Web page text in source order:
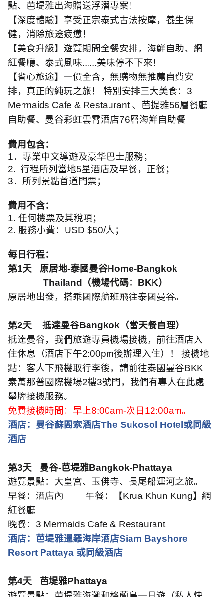
點、芭堤雅出海贈送浮潛專案！
【深度體驗】享受正宗泰式古法按摩，養生保
健，消除旅途疲憊！
【美食升級】遊覽期間全餐安排，海鮮自助、網
紅餐廳、泰式風味......美味停不下來！
【省心旅途】一價全含，無購物無推薦自費安
排，真正的純玩之旅！ 特別安排三大美食： 3
Mermaids Cafe & Restaurant 、芭提雅56層餐廳
自助餐、曼谷彩虹雲霄酒店76層海鮮自助餐
費用包含：
1．專業中文導遊及豪华巴士服務；
2. 行程所列當地5星酒店及早餐，正餐；
3．所列景點首道門票；
費用不含：
1. 任何機票及其稅項；
2. 服務小費： USD $50/人；
每日行程：
第1天
原居地-泰國曼谷Home-Bangkok
Thailand
（機場代碼： BKK）
原居地出發，搭乘國際航班飛往泰國曼谷。
第2天 抵達曼谷Bangkok （當天餐自理）
抵達曼谷，我們旅遊專員機場接機，前往酒店入
住休息（酒店下午2:00pm後辦理入住）！ 接機地
點：客人下飛機取行李後，請前往泰國曼谷BKK
素萬那普國際機場2樓3號門，我們有專人在此處
舉牌接機服務。
免費接機時間：早上8:00am-次日 12:00am。
酒店：曼谷蘇閣索酒店The Sukosol Hotel 或同級
酒店
第3天 曼谷-芭堤雅Bangkok-Phattaya
遊覽景點：大皇宮、玉佛寺、長尾船運河之旅。
早餐：酒店內
午餐：【Krua Khun Kung】網
紅餐廳
晚餐： 3 Mermaids Cafe & Restaurant
酒店：芭堤雅暹羅海岸酒店Siam Bayshore
Resort Pattaya 或同級酒店
第4天 芭堤雅Phattaya